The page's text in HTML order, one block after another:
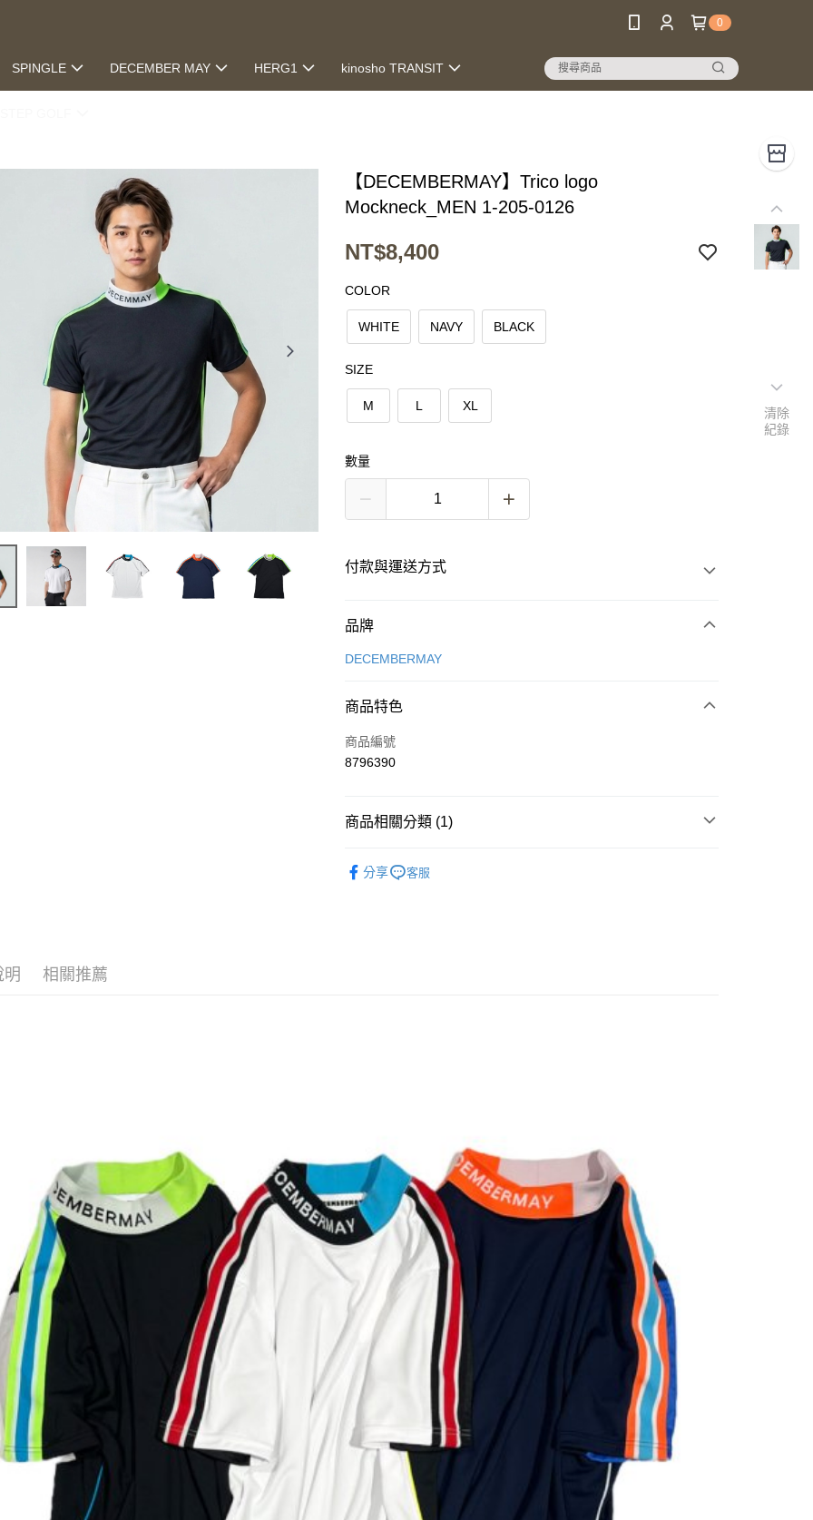
0
SPINGLE DECEMBER MAY HERG1 kinosho TRANSIT
【DECEMBERMAY】Trico logo
Mockneck_MEN 1-205-0126
NT$8,400
COLOR
WHITE NAVY BLACK
SIZE
M L XL
數量
付款與運送方式
付款方式
信用卡一次付款
全盈+PAY
運送方式
每筆NT$60
品牌
DECEMBERMAY
商品特色
商品編號
8796390
商品相關分類 (1)
分享
客服
明 相關推薦
清除
紀錄